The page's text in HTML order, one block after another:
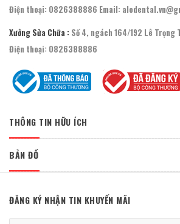
Điện thoại: 0826388886 Email:
Xưởng Sửa Chữa : Số 4, ngách 164/192 Lê Trọng
Điện thoại: 0826388886
THÔNG TIN HỮU ÍCH
BẢN ĐỒ
ĐĂNG KÝ NHẬN TIN KHUYẾN MÃI